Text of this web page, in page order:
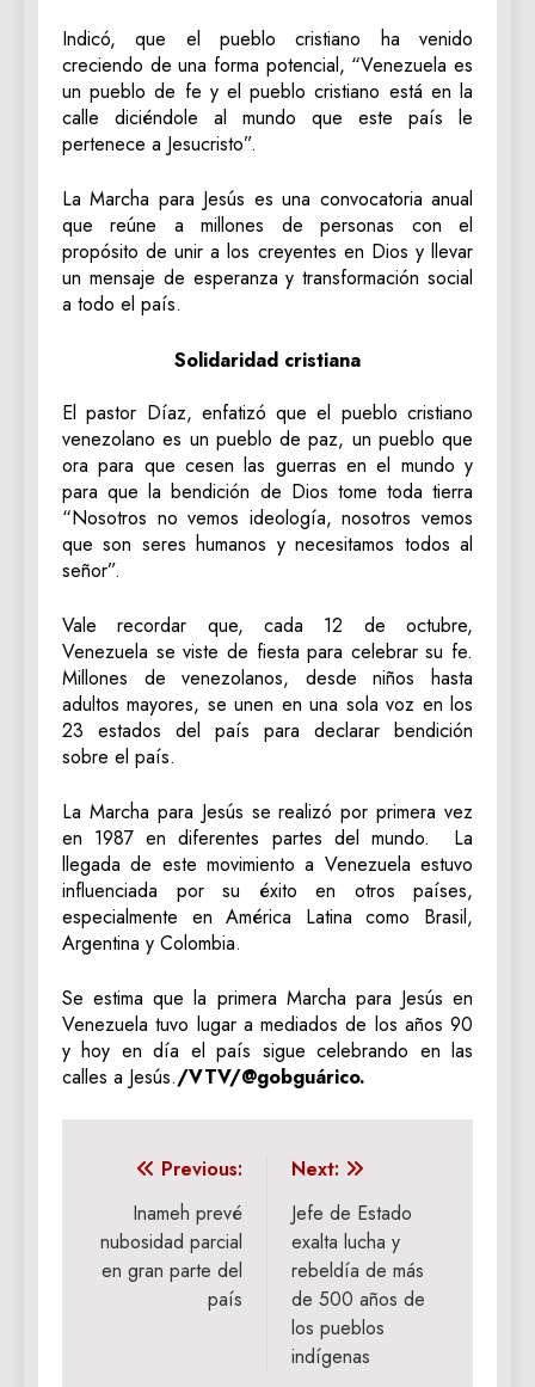
Indicó, que el pueblo cristiano ha venido
creciendo de una forma potencial, “Venezuela es
un pueblo de fe y el pueblo cristiano está en la
calle diciéndole al mundo que este país le
pertenece a Jesucristo”.
La Marcha para Jesús es una convocatoria anual
que reúne a millones de personas con el
propósito de unir a los creyentes en Dios y llevar
un mensaje de esperanza y transformación social
a todo el país.
Solidaridad cristiana
El pastor Díaz, enfatizó que el pueblo cristiano
venezolano es un pueblo de paz, un pueblo que
ora para que cesen las guerras en el mundo y
para que la bendición de Dios tome toda tierra
“Nosotros no vemos ideología, nosotros vemos
que son seres humanos y necesitamos todos al
señor”.
Vale recordar que, cada 12 de octubre,
Venezuela se viste de fiesta para celebrar su fe.
Millones de venezolanos, desde niños hasta
adultos mayores, se unen en una sola voz en los
23 estados del país para declarar bendición
sobre el país.
La Marcha para Jesús se realizó por primera vez
en 1987 en diferentes partes del mundo. La
llegada de este movimiento a Venezuela estuvo
influenciada por su éxito en otros países,
especialmente en América Latina como Brasil,
Argentina y Colombia.
Se estima que la primera Marcha para Jesús en
Venezuela tuvo lugar a mediados de los años 90
y hoy en día el país sigue celebrando en las
calles a Jesús./VTV/@gobguárico.
Navegación
entradas
Previous:
Inameh prevé
nubosidad parcial
en gran parte del
país
Next:
Jefe de Estado
exalta lucha y
rebeldía de más
de 500 años de
los pueblos
indígenas